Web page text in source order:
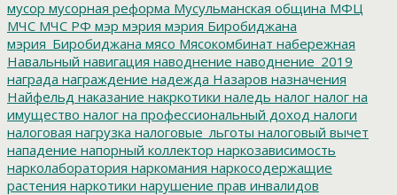
мусор мусорная реформа Мусульманская община МФЦ
МЧС МЧС РФ мэр мэрия мэрия Биробиджана
мэрия_Биробиджана мясо Мясокомбинат набережная
Навальный навигация наводнение наводнение_2019
награда награждение надежда Назаров назначения
Найфельд наказание накркотики наледь налог налог на
имущество налог на профессиональный доход налоги
налоговая нагрузка налоговые_льготы налоговый вычет
нападение напорный коллектор наркозависимость
нарколаборатория наркомания наркосодержащие
растения наркотики нарушение прав инвалидов